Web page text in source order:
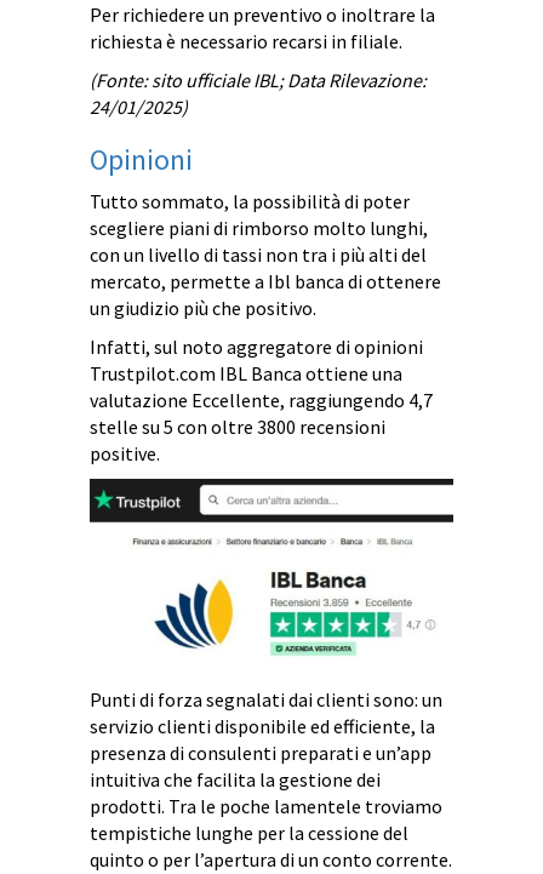
Per richiedere un preventivo o inoltrare la
richiesta è necessario recarsi in filiale.
(Fonte: sito ufficiale IBL; Data Rilevazione:
24/01/2025)
Opinioni
Tutto sommato, la possibilità di poter
scegliere piani di rimborso molto lunghi,
con un livello di tassi non tra i più alti del
mercato, permette a Ibl banca di ottenere
un giudizio più che positivo.
Infatti, sul noto aggregatore di opinioni
Trustpilot.com IBL Banca ottiene una
valutazione Eccellente, raggiungendo 4,7
stelle su 5 con oltre 3800 recensioni
positive.
Punti di forza segnalati dai clienti sono: un
servizio clienti disponibile ed efficiente, la
presenza di consulenti preparati e un’app
intuitiva che facilita la gestione dei
prodotti. Tra le poche lamentele troviamo
tempistiche lunghe per la cessione del
quinto o per l’apertura di un conto corrente.